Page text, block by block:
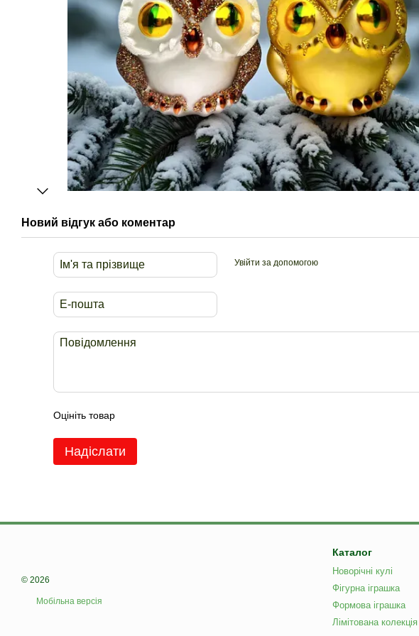
Новий відгук або коментар
Увійти за допомогою
Оцініть товар
Надіслати
© 2026
Мобільна версія
Каталог
Новорічні кулі
Фігурна іграшка
Формова іграшка
Лімітована колекція